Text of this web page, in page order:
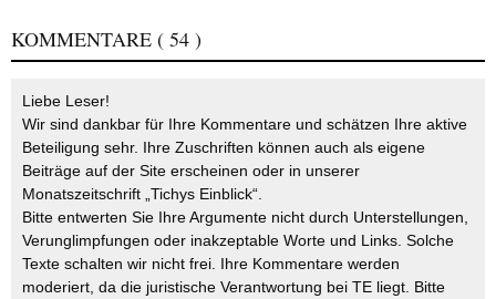
KOMMENTARE ( 54 )
Liebe Leser!
Wir sind dankbar für Ihre Kommentare und schätzen Ihre aktive
Beteiligung sehr. Ihre Zuschriften können auch als eigene
Beiträge auf der Site erscheinen oder in unserer
Monatszeitschrift „Tichys Einblick“.
Bitte entwerten Sie Ihre Argumente nicht durch Unterstellungen,
Verunglimpfungen oder inakzeptable Worte und Links. Solche
Texte schalten wir nicht frei. Ihre Kommentare werden
moderiert, da die juristische Verantwortung bei TE liegt. Bitte